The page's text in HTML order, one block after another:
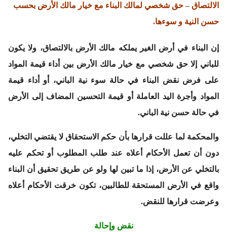
الالتصاق – حق شخصي لمالك البناء مع خيار مالك الأرض بحسب
حسن النية و سوءها.
إن البناء في أرض الغير يملكه مالك الأرض بالالتصاق، ولا يكون
للباني إلا حق شخصي مع خيار مالك الأرض بين أداء قيمة المواد
على فرض نقض البناء في حالة سوء نية الباني، أو أداء قيمة
المواد وأجرة اليد العاملة أو قيمة التحسين المضاف إلى الأرض
في حالة حسن نية الباني.
والمحكمة لما عللت قرارها بأن حكم الاستحقاق لا يقتضي التخلي،
دون أن تعمل الأحكام أعلاه عند طلب المطلوب أو تحكم عليه
بالتخلي عن الأرض، إذا ما تبين لها ولو عن طريق تحقيق أن البناء
واقع في الأرض المستحقة للطالبين، تكون خرقت الأحكام أعلاه
وعرضت قرارها للنقض.
نقض وإحالة